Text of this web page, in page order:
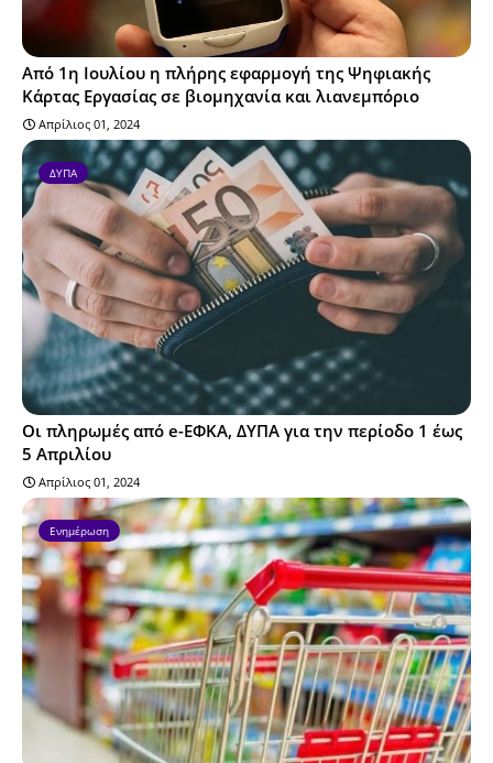
Από 1η Ιουλίου η πλήρης εφαρμογή της Ψηφιακής
Κάρτας Εργασίας σε βιομηχανία και λιανεμπόριο
Απρίλιος 01, 2024
ΔΥΠΑ
Οι πληρωμές από e-ΕΦΚΑ, ΔΥΠΑ για την περίοδο 1 έως
5 Απριλίου
Απρίλιος 01, 2024
Ενημέρωση